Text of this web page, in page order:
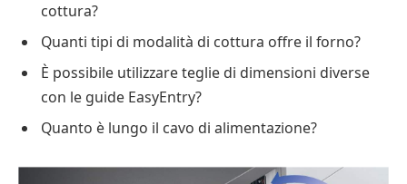
cottura?
Quanti tipi di modalità di cottura offre il forno?
È possibile utilizzare teglie di dimensioni diverse
con le guide EasyEntry?
Quanto è lungo il cavo di alimentazione?